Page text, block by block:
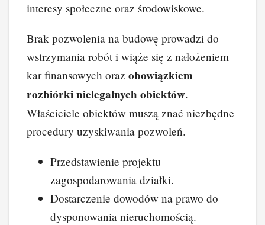
interesy społeczne oraz środowiskowe.
Brak pozwolenia na budowę prowadzi do
wstrzymania robót i wiąże się z nałożeniem
kar finansowych oraz obowiązkiem
rozbiórki nielegalnych obiektów.
Właściciele obiektów muszą znać niezbędne
procedury uzyskiwania pozwoleń.
Przedstawienie projektu
zagospodarowania działki.
Dostarczenie dowodów na prawo do
dysponowania nieruchomością.